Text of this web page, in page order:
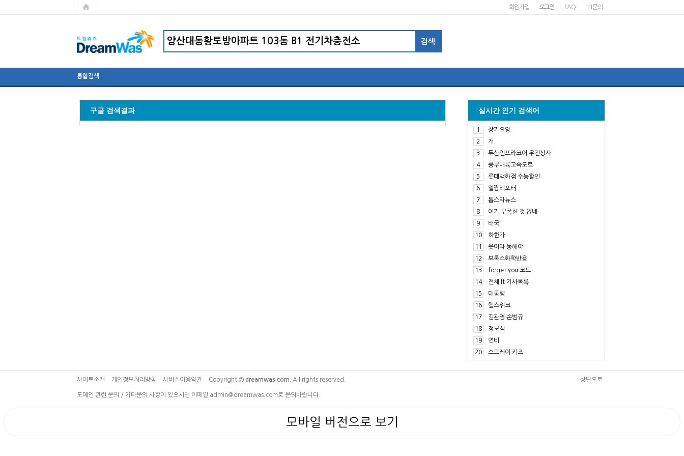
회원가입 로그인 FAQ 1:1문의
통합검색
실시간 인기 검색어
1
장기요양
2
개
3
두산인프라코어 우진상사
4
중부내륙고속도로
5
롯데백화점 수능할인
6
얼짱리포터
7
톱스타뉴스
8
여기 부족한 것 없네
9
태국
10
하한가
11
웃어라 동해야
12
보톡스화학반응
13
forget you 코드
14
전체 lt 기사목록
15
대통령
16
헬스위크
17
김관영 손범규
18
정보석
19
연비
20
스트레이 키즈
구글 검색결과
사이트소개 개인정보처리방침 서비스이용약관 Copyright © dreamwas.com. All rights reserved. 상단으로
도메인 관련 문의 / 기타문의 사항이 있으시면 이메일 admin@dreamwas.com로 문의바랍니다.
모바일 버전으로 보기